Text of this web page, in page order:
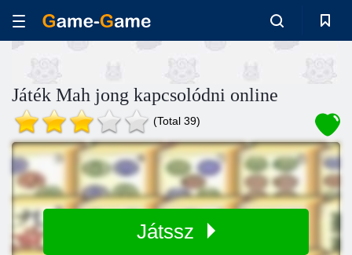
Játék Mah jong kapcsolódni online
(Total 39)
Játssz